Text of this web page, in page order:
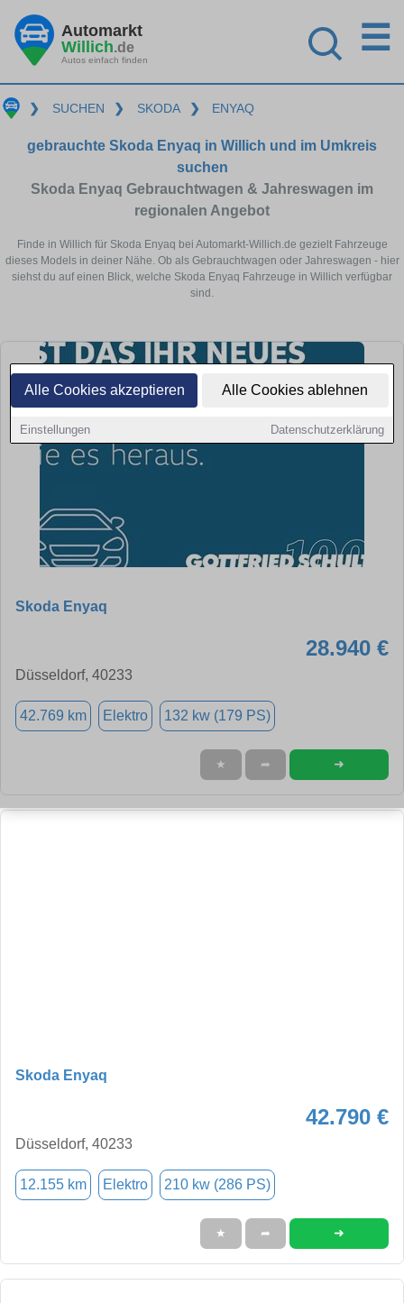
Alle Cookies akzeptieren Alle Cookies ablehnen
Einstellungen Datenschutzerklärung
Automarkt
Willich.de
Autos einfach finden
☰
❯ SUCHEN ❯ SKODA ❯ ENYAQ
gebrauchte Skoda Enyaq in Willich und im Umkreis
suchen
Skoda Enyaq Gebrauchtwagen & Jahreswagen im
regionalen Angebot
Finde in Willich für Skoda Enyaq bei Automarkt-Willich.de gezielt Fahrzeuge
dieses Models in deiner Nähe. Ob als Gebrauchtwagen oder Jahreswagen - hier
siehst du auf einen Blick, welche Skoda Enyaq Fahrzeuge in Willich verfügbar
sind.
Skoda Enyaq
28.940 €
Düsseldorf, 40233
42.769 km Elektro 132 kw (179 PS)
★ ➦ ➜
Skoda Enyaq
42.790 €
Düsseldorf, 40233
12.155 km Elektro 210 kw (286 PS)
★ ➦ ➜